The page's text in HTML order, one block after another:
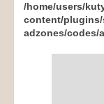
/home/users/
content/plugins/
adzones/codes/